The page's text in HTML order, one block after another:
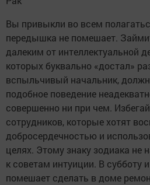
Вы привыкли во всем
передышка не помешает.
далеким от интеллектуальной
которых буквально «достал»
вспыльчивый начальник,
подобное поведение
совершенно ни при чем.
сотрудников, которые хотят
добросердечностью и
целях. Этому знаку зодиака не
к советам интуиции. В субботу
помешает сделать в доме